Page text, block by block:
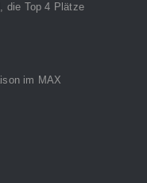
die Top 4 Plätze
im MAX